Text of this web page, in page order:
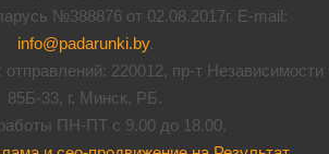
№388876 от 02.08.2017г. E-mail:
info@padarunki.by.
220012, пр-т Независимости
85Б-33, г. Минск, РБ.
ПН-ПТ с 9.00 до 18.00.